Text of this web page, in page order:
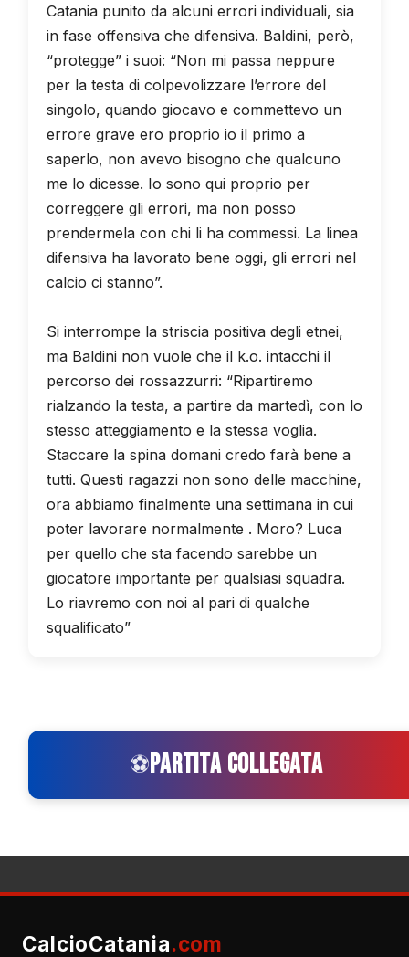
Catania punito da alcuni errori individuali, sia
in fase offensiva che difensiva. Baldini, però,
“protegge” i suoi: “Non mi passa neppure
per la testa di colpevolizzare l’errore del
singolo, quando giocavo e commettevo un
errore grave ero proprio io il primo a
saperlo, non avevo bisogno che qualcuno
me lo dicesse. Io sono qui proprio per
correggere gli errori, ma non posso
prendermela con chi li ha commessi. La linea
difensiva ha lavorato bene oggi, gli errori nel
calcio ci stanno”.
Si interrompe la striscia positiva degli etnei,
ma Baldini non vuole che il k.o. intacchi il
percorso dei rossazzurri: “Ripartiremo
rialzando la testa, a partire da martedì, con lo
stesso atteggiamento e la stessa voglia.
Staccare la spina domani credo farà bene a
tutti. Questi ragazzi non sono delle macchine,
ora abbiamo finalmente una settimana in cui
poter lavorare normalmente . Moro? Luca
per quello che sta facendo sarebbe un
giocatore importante per qualsiasi squadra.
Lo riavremo con noi al pari di qualche
squalificato”
⚽PARTITA COLLEGATA
CalcioCatania.com